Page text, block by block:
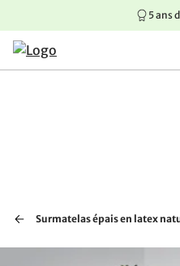
Aller au contenu principal
Aller à la navigation principale
Aller au pied de page
5 ans
Surmatelas épais en latex